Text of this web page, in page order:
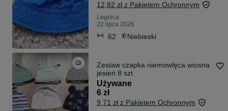
12,82 zł z Pakietem Ochronnym
Legnica
22 lipca 2026
62 Niebieski
Zestaw czapka niemowlęca wiosna
jesień 8 szt
Używane
6 zł
9,71 zł z Pakietem Ochronnym